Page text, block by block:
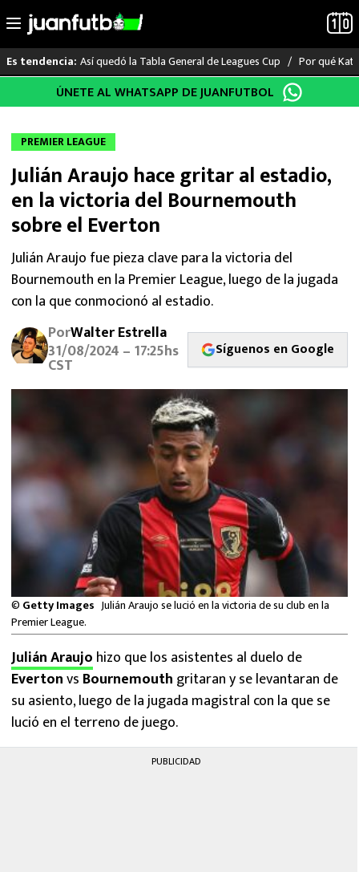
al
Es tendencia: Así quedó la Tabla General de Leagues Cup Por qué
LO ÚLTIMO
LIGA MX
RAYADOS
PUMAS
ATLANTE
SELECCIÓN MEXICANA
FUTBOL INTERNACIONAL
MEXICANOS EN EL EXTRANJERO
FÓRMULA 1
BOXEO
LIGA MX
ÚNETE AL WHATSAPP DE JUANFUTBOL
PREMIER LEAGUE
Julián Araujo hace gritar al estadio,
en la victoria del Bournemouth
sobre el Everton
Julián Araujo fue pieza clave para la victoria del
Bournemouth en la Premier League, luego de la jugada
con la que conmocionó al estadio.
PorWalter Estrella
31/08/2024 – 17:25hs
CST
Síguenos en Google
© Getty Images Julián Araujo se lució en la victoria de su club en la
Premier League.
Julián Araujo hizo que los asistentes al duelo de
Evertonvs Bournemouth gritaran y se levantaran de
su asiento, luego de la jugada magistral con la que se
lució en el terreno de juego.
PUBLICIDAD